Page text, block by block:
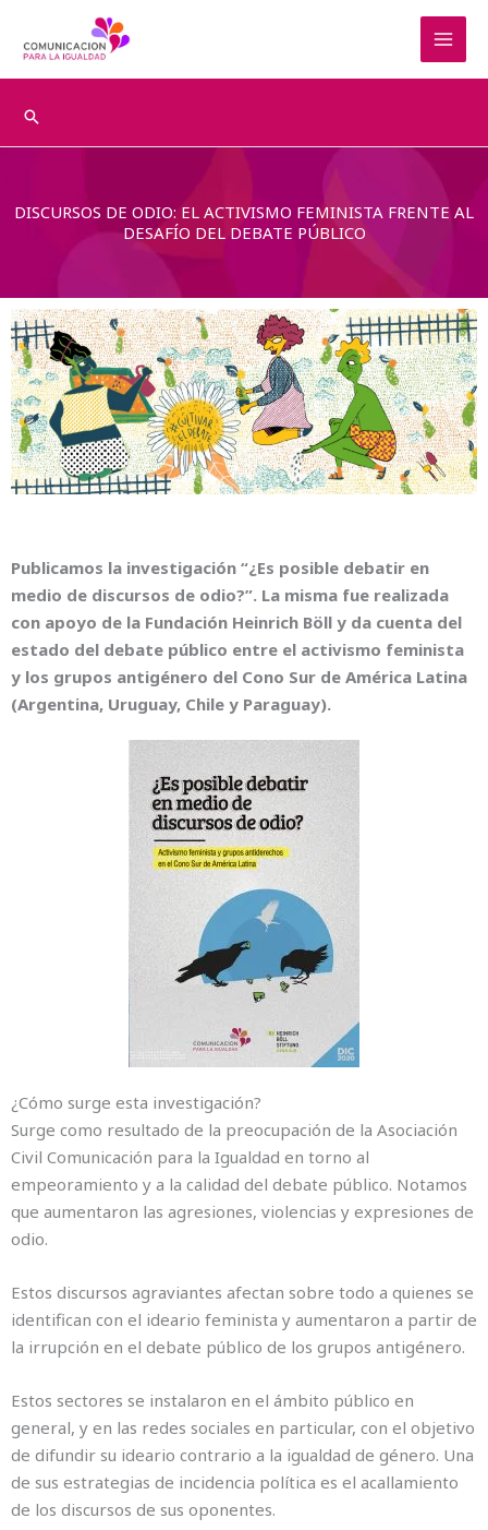
contenido
Buscar
DISCURSOS DE ODIO: EL ACTIVISMO FEMINISTA FRENTE AL
DESAFÍO DEL DEBATE PÚBLICO
Publicamos la investigación “¿Es posible debatir en
medio de discursos de odio?”. La misma fue realizada
con apoyo de la Fundación Heinrich Böll y da cuenta del
estado del debate público entre el activismo feminista
y los grupos antigénero del Cono Sur de América Latina
(Argentina, Uruguay, Chile y Paraguay).
¿Cómo surge esta investigación?
Surge como resultado de la preocupación de la Asociación
Civil Comunicación para la Igualdad en torno al
empeoramiento y a la calidad del debate público. Notamos
que aumentaron las agresiones, violencias y expresiones de
odio.
Estos discursos agraviantes afectan sobre todo a quienes se
identifican con el ideario feminista y aumentaron a partir de
la irrupción en el debate público de los grupos antigénero.
Estos sectores se instalaron en el ámbito público en
general, y en las redes sociales en particular, con el objetivo
de difundir su ideario contrario a la igualdad de género. Una
de sus estrategias de incidencia política es el acallamiento
de los discursos de sus oponentes.